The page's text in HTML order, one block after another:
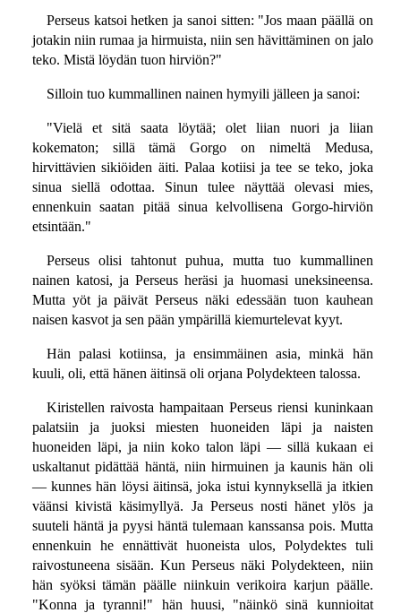
Perseus katsoi hetken ja sanoi sitten: "Jos maan päällä on
jotakin niin rumaa ja hirmuista, niin sen hävittäminen on jalo
teko. Mistä löydän tuon hirviön?"
Silloin tuo kummallinen nainen hymyili jälleen ja sanoi:
"Vielä et sitä saata löytää; olet liian nuori ja liian
kokematon; sillä tämä Gorgo on nimeltä Medusa,
hirvittävien sikiöiden äiti. Palaa kotiisi ja tee se teko, joka
sinua siellä odottaa. Sinun tulee näyttää olevasi mies,
ennenkuin saatan pitää sinua kelvollisena Gorgo-hirviön
etsintään."
Perseus olisi tahtonut puhua, mutta tuo kummallinen
nainen katosi, ja Perseus heräsi ja huomasi uneksineensa.
Mutta yöt ja päivät Perseus näki edessään tuon kauhean
naisen kasvot ja sen pään ympärillä kiemurtelevat kyyt.
Hän palasi kotiinsa, ja ensimmäinen asia, minkä hän
kuuli, oli, että hänen äitinsä oli orjana Polydekteen talossa.
Kiristellen raivosta hampaitaan Perseus riensi kuninkaan
palatsiin ja juoksi miesten huoneiden läpi ja naisten
huoneiden läpi, ja niin koko talon läpi — sillä kukaan ei
uskaltanut pidättää häntä, niin hirmuinen ja kaunis hän oli
— kunnes hän löysi äitinsä, joka istui kynnyksellä ja itkien
väänsi kivistä käsimyllyä. Ja Perseus nosti hänet ylös ja
suuteli häntä ja pyysi häntä tulemaan kanssansa pois. Mutta
ennenkuin he ennättivät huoneista ulos, Polydektes tuli
raivostuneena sisään. Kun Perseus näki Polydekteen, niin
hän syöksi tämän päälle niinkuin verikoira karjun päälle.
"Konna ja tyranni!" hän huusi, "näinkö sinä kunnioitat